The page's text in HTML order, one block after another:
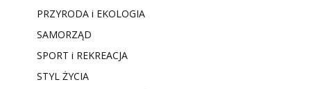
PRZYRODA i EKOLOGIA
SAMORZĄD
SPORT i REKREACJA
STYL ŻYCIA